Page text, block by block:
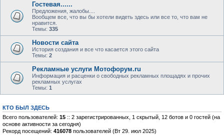
Гостевая......
Предложения, жалобы....
Вообщем все, что вы бы хотели видеть здесь или все то, что вам не
нравится.
Темы: 335
Новости сайта
История создания и все что касается этого сайта
Темы: 2
Рекламные услуги Мотофорум.ru
Информация и расценки о свободных рекламных площадях и прочих
рекламных услугах
Темы: 1
КТО БЫЛ ЗДЕСЬ
Всего пользователей: 15 :: 2 зарегистрированных, 1 скрытый, 12 ботов и 0 гостей (на
основе активности за сегодня)
Рекорд посещений: 416078 пользователей (Вт 29. июл 2025)